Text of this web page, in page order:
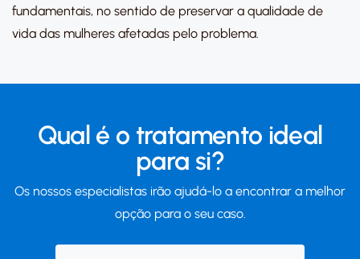
fundamentais, no sentido de preservar a qualidade de
vida das mulheres afetadas pelo problema.
Qual é o tratamento ideal
para si?
Os nossos especialistas irão ajudá-lo a encontrar a melhor
opção para o seu caso.